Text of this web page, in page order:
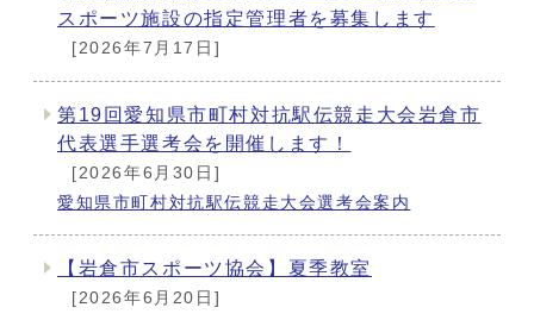
スポーツ施設の指定管理者を募集します
[2026年7月17日]
第19回愛知県市町村対抗駅伝競走大会岩倉市
代表選手選考会を開催します！
[2026年6月30日]
愛知県市町村対抗駅伝競走大会選考会案内
【岩倉市スポーツ協会】夏季教室
[2026年6月20日]